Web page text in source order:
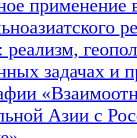
применение
реализм,
задачах и
Азии с